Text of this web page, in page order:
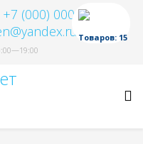
+7 (000) 000-00-00
Товаров: 15